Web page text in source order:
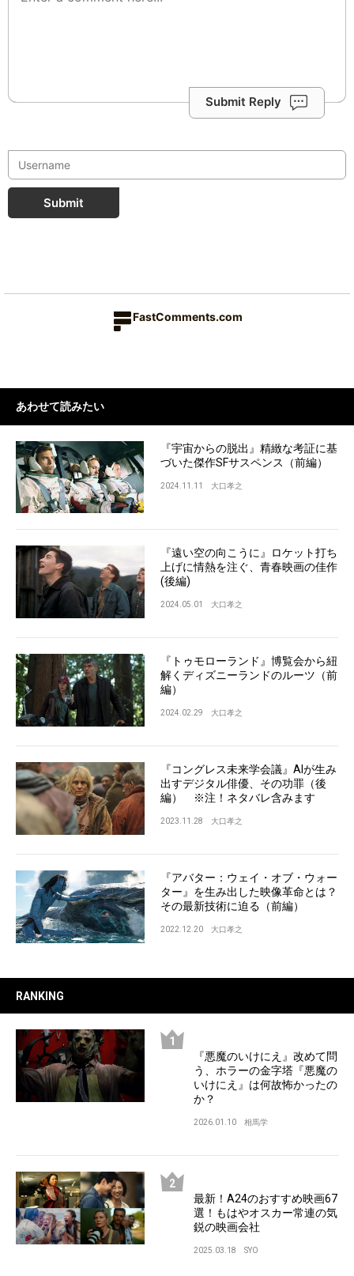
Submit Reply
Submit
FastComments.com
あわせて読みたい
『宇宙からの脱出』精緻な考証に基
づいた傑作SFサスペンス（前編）
2024.11.11 大口孝之
『遠い空の向こうに』ロケット打ち
上げに情熱を注ぐ、青春映画の佳作
(後編)
2024.05.01 大口孝之
『トゥモローランド』博覧会から紐
解くディズニーランドのルーツ（前
編）
2024.02.29 大口孝之
『コングレス未来学会議』AIが生み
出すデジタル俳優、その功罪（後
編） ※注！ネタバレ含みます
2023.11.28 大口孝之
『アバター：ウェイ・オブ・ウォー
ター』を生み出した映像革命とは？
その最新技術に迫る（前編）
2022.12.20 大口孝之
RANKING
『悪魔のいけにえ』改めて問
う、ホラーの金字塔『悪魔の
いけにえ』は何故怖かったの
か？
2026.01.10 相馬学
最新！A24のおすすめ映画67
選！もはやオスカー常連の気
鋭の映画会社
2025.03.18 SYO